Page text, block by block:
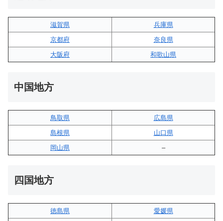
滋賀県
兵庫県
京都府
奈良県
大阪府
和歌山県
中国地方
鳥取県
広島県
島根県
山口県
岡山県
–
四国地方
徳島県
愛媛県